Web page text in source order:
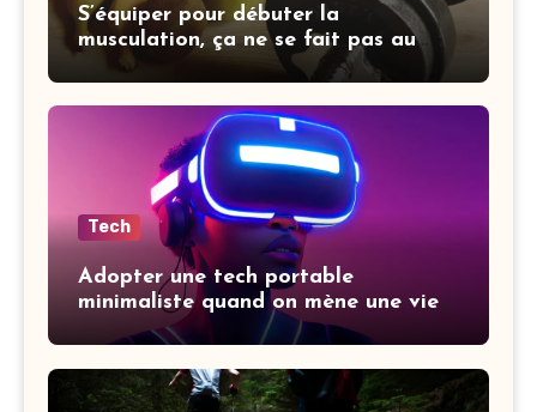
S’équiper pour débuter la
musculation, ça ne se fait pas au
hasard
Tech
Adopter une tech portable
minimaliste quand on mène une vie
active change vraiment la donne